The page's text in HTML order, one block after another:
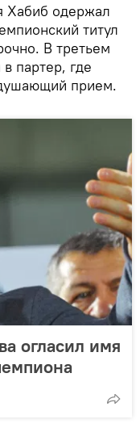
Хабиб одержал
титул
В третьем
партер, где
прием.
огласил имя